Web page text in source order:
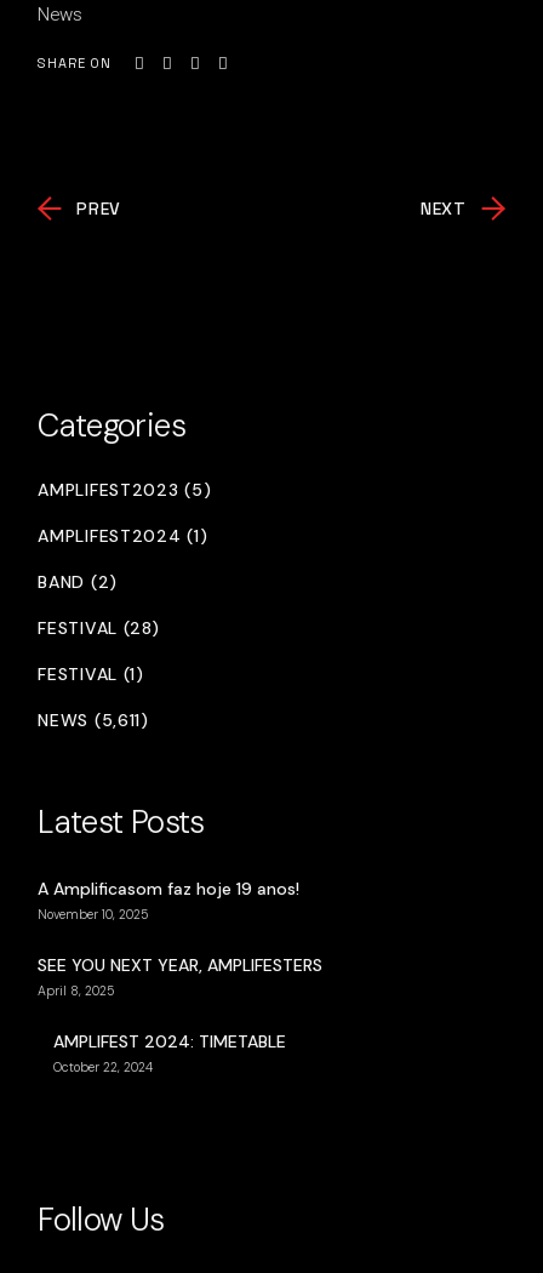
News
SHARE ON
PREV NEXT
Categories
AMPLIFEST2023 (5)
AMPLIFEST2024 (1)
BAND (2)
FESTIVAL (28)
FESTIVAL (1)
NEWS (5,611)
Latest Posts
A Amplificasom faz hoje 19 anos!
November 10, 2025
SEE YOU NEXT YEAR, AMPLIFESTERS
April 8, 2025
AMPLIFEST 2024: TIMETABLE
October 22, 2024
Follow Us